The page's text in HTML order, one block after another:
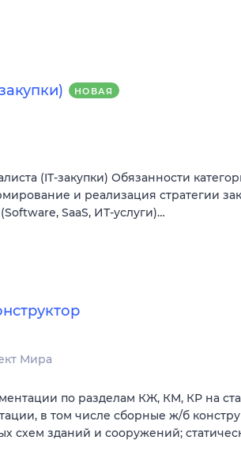
НОВАЯ
(IT-закупки) Обязанности
и реализация стратегии
SaaS, ИТ-услуги)…
Мира
по разделам КЖ, КМ, КР на
в том числе сборные ж/б
схем зданий и сооружений;